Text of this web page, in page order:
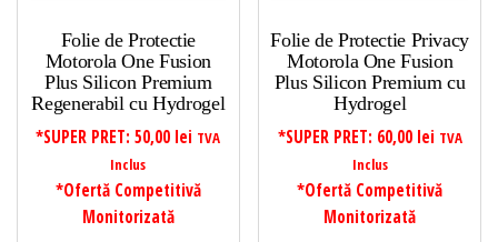
Folie de Protectie
Motorola One Fusion
Plus Silicon Premium
Regenerabil cu Hydrogel
*SUPER PRET:50,00 lei TVA
Inclus
*Ofertă Competitivă
Monitorizată
Folie de Protectie Privacy
Motorola One Fusion
Plus Silicon Premium cu
Hydrogel
*SUPER PRET: 60,00 lei TVA
Inclus
*Ofertă Competitivă
Monitorizată